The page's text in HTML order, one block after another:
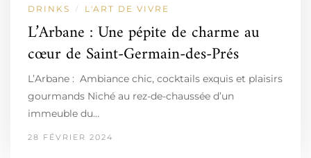
DRINKS / L'ART DE VIVRE
L’Arbane : Une pépite de charme au
cœur de Saint-Germain-des-Prés
L’Arbane : Ambiance chic, cocktails exquis et plaisirs
gourmands Niché au rez-de-chaussée d’un
immeuble du…
28 FÉVRIER 2024